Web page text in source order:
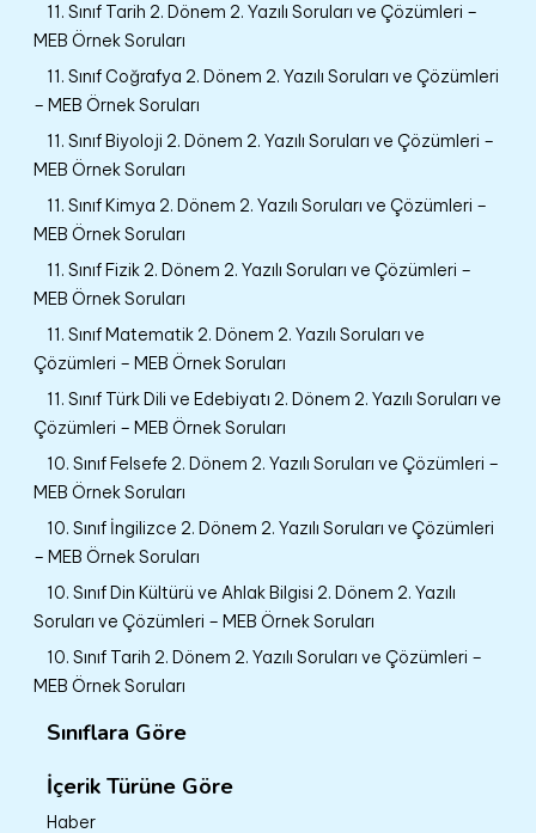
11. Sınıf Tarih 2. Dönem 2. Yazılı Soruları ve Çözümleri –
MEB Örnek Soruları
11. Sınıf Coğrafya 2. Dönem 2. Yazılı Soruları ve Çözümleri
– MEB Örnek Soruları
11. Sınıf Biyoloji 2. Dönem 2. Yazılı Soruları ve Çözümleri –
MEB Örnek Soruları
11. Sınıf Kimya 2. Dönem 2. Yazılı Soruları ve Çözümleri –
MEB Örnek Soruları
11. Sınıf Fizik 2. Dönem 2. Yazılı Soruları ve Çözümleri –
MEB Örnek Soruları
11. Sınıf Matematik 2. Dönem 2. Yazılı Soruları ve
Çözümleri – MEB Örnek Soruları
11. Sınıf Türk Dili ve Edebiyatı 2. Dönem 2. Yazılı Soruları ve
Çözümleri – MEB Örnek Soruları
10. Sınıf Felsefe 2. Dönem 2. Yazılı Soruları ve Çözümleri –
MEB Örnek Soruları
10. Sınıf İngilizce 2. Dönem 2. Yazılı Soruları ve Çözümleri
– MEB Örnek Soruları
10. Sınıf Din Kültürü ve Ahlak Bilgisi 2. Dönem 2. Yazılı
Soruları ve Çözümleri – MEB Örnek Soruları
10. Sınıf Tarih 2. Dönem 2. Yazılı Soruları ve Çözümleri –
MEB Örnek Soruları
Sınıflara Göre
İçerik Türüne Göre
Haber